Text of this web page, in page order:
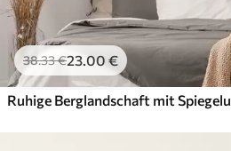
38.33€23.00 €